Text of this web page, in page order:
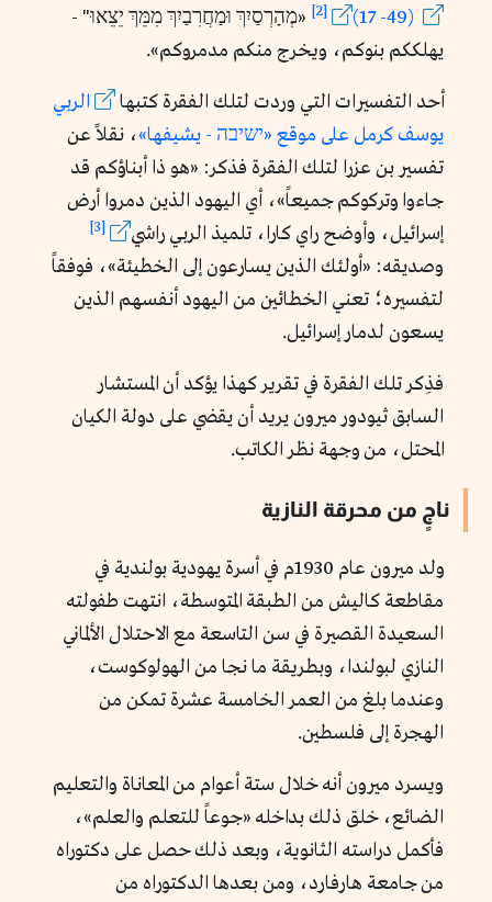
(49- 17)
[2]
«מְהָרְסַיִךְ וּמַחֲרִבַיִךְ מִמֵּךְ יֵצֵאוּ" -
يهلككم بنوكم، ويخرج منكم مدمروكم».
أحد التفسيرات التي وردت لتلك الفقرة كتبها
الربي
يوسف كرمل على موقع «ישיבה - يشيفها»، نقلاً عن
تفسير بن عزرا لتلك الفقرة فذكر: «هو ذا أبناؤكم قد
جاءوا وتركوكم جميعاً»، أي اليهود الذين دمروا أرض
إسرائيل، وأوضح راي كارا، تلميذ الربي راشي
[3]
وصديقه: «أولئك الذين يسارعون إلى الخطيئة»، فوفقاً
لتفسيره؛ تعني الخطائين من اليهود أنفسهم الذين
يسعون لدمار إسرائيل.
فذِكر تلك الفقرة في تقرير كهذا يؤكد أن المستشار
السابق ثيودور ميرون يريد أن يقضي على دولة الكيان
المحتل، من وجهة نظر الكاتب.
ناجٍ من محرقة النازية
ولد ميرون عام 1930م في أسرة يهودية بولندية في
مقاطعة كاليش من الطبقة المتوسطة، انتهت طفولته
السعيدة القصيرة في سن التاسعة مع الاحتلال الألماني
النازي لبولندا، وبطريقة ما نجا من الهولوكوست،
وعندما بلغ من العمر الخامسة عشرة تمكن من
الهجرة إلى فلسطين.
ويسرد ميرون أنه خلال ستة أعوام من المعاناة والتعليم
الضائع، خلق ذلك بداخله «جوعاً للتعلم والعلم»،
فأكمل دراسته الثانوية، وبعد ذلك حصل على دكتوراه
من جامعة هارفارد، ومن بعدها الدكتوراه من